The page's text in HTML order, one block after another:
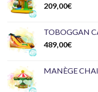
209,00€
TOBOGGAN
489,00€
MANÈGE